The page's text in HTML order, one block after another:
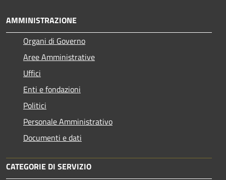
AMMINISTRAZIONE
Organi di Governo
Aree Amministrative
Uffici
Enti e fondazioni
Politici
Personale Amministrativo
Documenti e dati
CATEGORIE DI SERVIZIO